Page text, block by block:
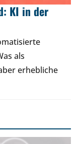
KI in der
als
erhebliche